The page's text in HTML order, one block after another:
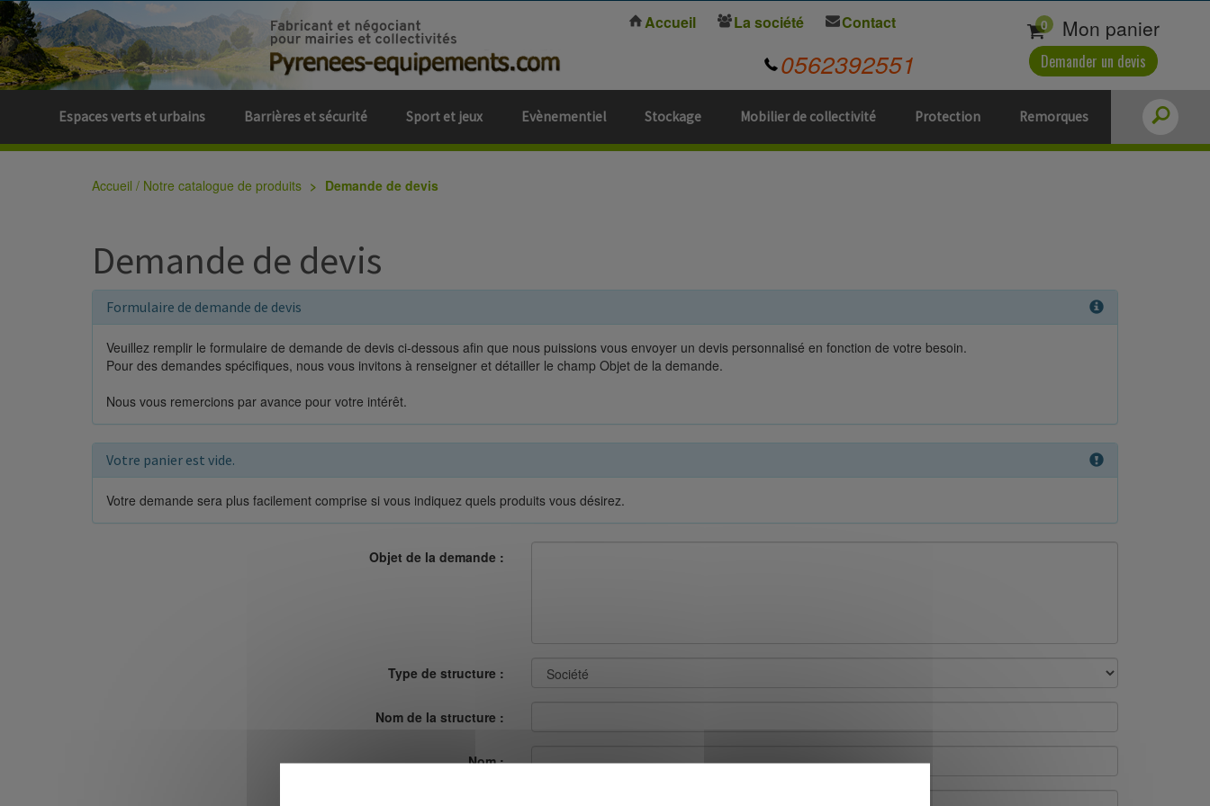
Espaces verts et urbains Barrières et sécurité Sport et jeux Evènementiel Stockage Mobilier de collectivité Protection Remorques
Accueil La société Contact
0562392551
0 Mon panier
Demander un devis
Accueil / Notre catalogue de produits Demande de devis
Demande de devis
Formulaire de demande de devis
Veuillez remplir le formulaire de demande de devis ci-dessous afin que nous puissions vous envoyer un devis personnalisé en fonction de votre besoin.
Pour des demandes spécifiques, nous vous invitons à renseigner et détailler le champ Objet de la demande.
Nous vous remercions par avance pour votre intérêt.
Votre panier est vide.
Votre demande sera plus facilement comprise si vous indiquez quels produits vous désirez.
Objet de la demande :
Type de structure :
Nom de la structure :
Nom :